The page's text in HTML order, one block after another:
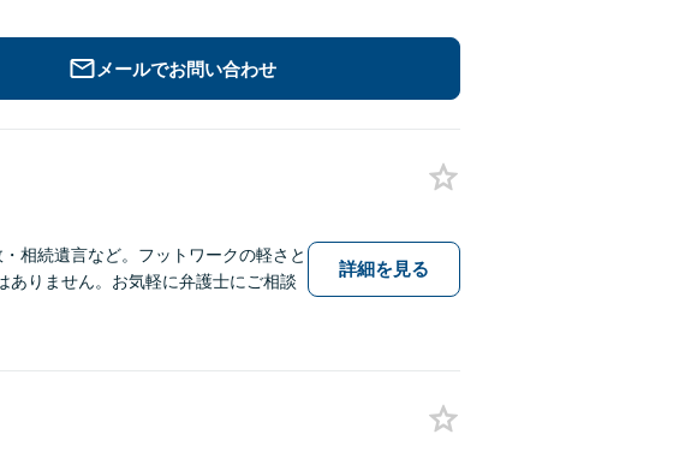
メールでお問い合わせ
相続遺言など。フットワークの軽さと
ありません。お気軽に弁護士にご相談
詳細を見る